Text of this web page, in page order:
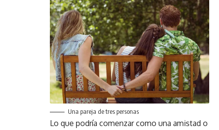
Una pareja de tres personas
Lo que podría comenzar como una amistad o